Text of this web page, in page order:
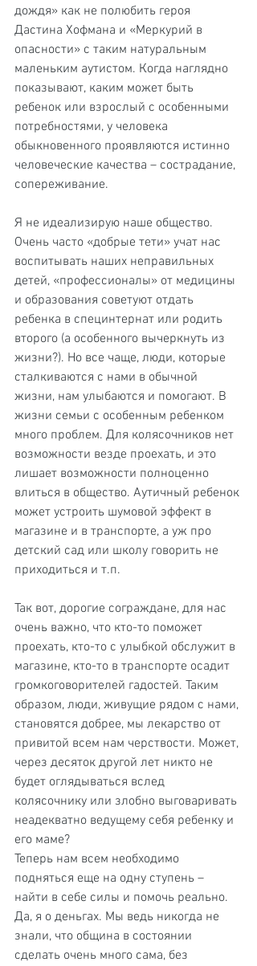
дождя» как не полюбить героя
Дастина Хофмана и «Меркурий в
опасности» с таким натуральным
маленьким аутистом. Когда наглядно
показывают, каким может быть
ребенок или взрослый с особенными
потребностями, у человека
обыкновенного проявляются истинно
человеческие качества – сострадание,
сопереживание.
Я не идеализирую наше общество.
Очень часто «добрые тети» учат нас
воспитывать наших неправильных
детей, «профессионалы» от медицины
и образования советуют отдать
ребенка в специнтернат или родить
второго (а особенного вычеркнуть из
жизни?). Но все чаще, люди, которые
сталкиваются с нами в обычной
жизни, нам улыбаются и помогают. В
жизни семьи с особенным ребенком
много проблем. Для колясочников нет
возможности везде проехать, и это
лишает возможности полноценно
влиться в общество. Аутичный ребенок
может устроить шумовой эффект в
магазине и в транспорте, а уж про
детский сад или школу говорить не
приходиться и т.п.
Так вот, дорогие сограждане, для нас
очень важно, что кто-то поможет
проехать, кто-то с улыбкой обслужит в
магазине, кто-то в транспорте осадит
громкоговорителей гадостей. Таким
образом, люди, живущие рядом с нами,
становятся добрее, мы лекарство от
привитой всем нам черствости. Может,
через десяток другой лет никто не
будет оглядываться вслед
колясочнику или злобно выговаривать
неадекватно ведущему себя ребенку и
его маме?
Теперь нам всем необходимо
подняться еще на одну ступень –
найти в себе силы и помочь реально.
Да, я о деньгах. Мы ведь никогда не
знали, что община в состоянии
сделать очень много сама, без